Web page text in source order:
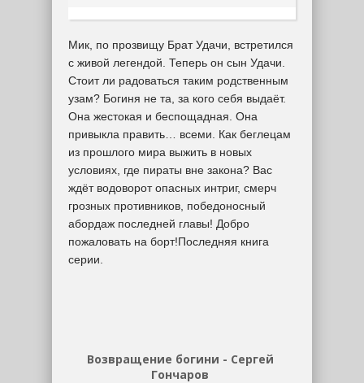
Мик, по прозвищу Брат Удачи, встретился
с живой легендой. Теперь он сын Удачи.
Стоит ли радоваться таким родственным
узам? Богиня не та, за кого себя выдаёт.
Она жестокая и беспощадная. Она
привыкла править… всеми. Как беглецам
из прошлого мира выжить в новых
условиях, где пираты вне закона? Вас
ждёт водоворот опасных интриг, смерч
грозных противников, победоносный
абордаж последней главы! Добро
пожаловать на борт!Последняя книга
серии.
Возвращение богини - Сергей
Гончаров